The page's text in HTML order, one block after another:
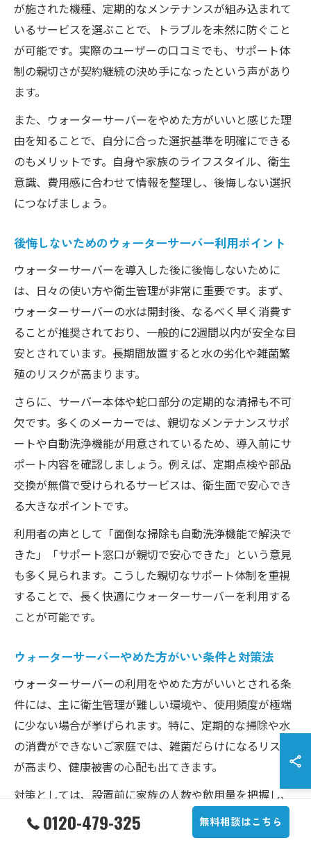
が施された機種、定期的なメンテナンスが組み込まれて
いるサービスを選ぶことで、トラブルを未然に防ぐこと
が可能です。実際のユーザーの口コミでも、サポート体
制の親切さが契約継続の決め手になったという声があり
ます。
また、ウォーターサーバーをやめた方がいいと感じた理
由を知ることで、自分に合った選択基準を明確にできる
のもメリットです。自身や家族のライフスタイル、衛生
意識、費用感に合わせて情報を整理し、後悔しない選択
につなげましょう。
後悔しないためのウォーターサーバー利用ポイント
ウォーターサーバーを導入した後に後悔しないために
は、日々の使い方や衛生管理が非常に重要です。まず、
ウォーターサーバーの水は開封後、なるべく早く消費す
ることが推奨されており、一般的に2週間以内が安全な目
安とされています。長期間放置すると水の劣化や雑菌繁
殖のリスクが高まります。
さらに、サーバー本体や蛇口部分の定期的な清掃も不可
欠です。多くのメーカーでは、親切なメンテナンスサポ
ートや自動洗浄機能が用意されているため、導入前にサ
ポート内容を確認しましょう。例えば、定期点検や部品
交換が無償で受けられるサービスは、衛生面で安心でき
る大きなポイントです。
利用者の声として「面倒な掃除も自動洗浄機能で解決で
きた」「サポート窓口が親切で安心できた」という意見
も多く見られます。こうした親切なサポート体制を重視
することで、長く快適にウォーターサーバーを利用する
ことが可能です。
ウォーターサーバーやめた方がいい条件と対策法
ウォーターサーバーの利用をやめた方がいいとされる条
件には、主に衛生管理が難しい環境や、使用頻度が極端
に少ない場合が挙げられます。特に、定期的な掃除や水
の消費ができないご家庭では、雑菌だらけになるリスク
が高まり、健康被害の心配も出てきます。
対策としては、設置前に家族の人数や飲用量を把握し、
「水の回転率」が十分に確保できるかを確認しましょ
う。また、サーバー自体の自動洗浄機能や抗菌加工の有
0120-479-325 無料相談はこちら